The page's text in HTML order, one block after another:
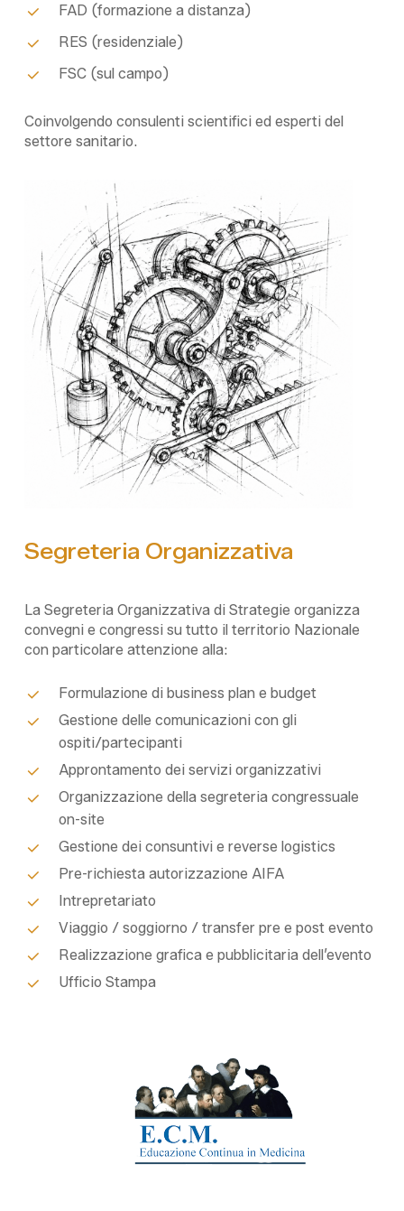
FAD (formazione a distanza)
RES (residenziale)
FSC (sul campo)
Coinvolgendo consulenti scientifici ed esperti del
settore sanitario.
Segreteria Organizzativa
La Segreteria Organizzativa di Strategie organizza
convegni e congressi su tutto il territorio Nazionale
con particolare attenzione alla:
Formulazione di business plan e budget
Gestione delle comunicazioni con gli
ospiti/partecipanti
Approntamento dei servizi organizzativi
Organizzazione della segreteria congressuale
on-site
Gestione dei consuntivi e reverse logistics
Pre-richiesta autorizzazione AIFA
Intrepretariato
Viaggio / soggiorno / transfer pre e post evento
Realizzazione grafica e pubblicitaria dell’evento
Ufficio Stampa